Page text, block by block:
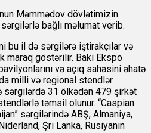
Məmmədov dövlətimizin
sərgilərlə bağlı məlumat verib.
bu il də sərgilərə iştirakçılar və
maraq göstərilir. Bakı Ekspo
və açıq sahəsini əhatə
milli və regional stendlər
sərgilərdə 31 ölkədən 479 şirkət
təmsil olunur. “Caspian
sərgilərində ABŞ, Almaniya,
Şri Lanka, Rusiyanın